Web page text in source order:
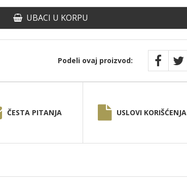
UBACI U KORPU
Podeli ovaj proizvod:
ČESTA PITANJA USLOVI KORIŠĆENJA